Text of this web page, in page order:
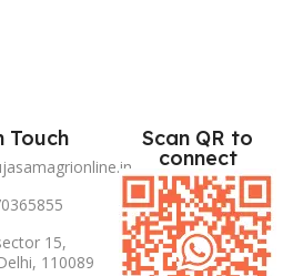
Touch
15,
110089
Scan QR to
connect